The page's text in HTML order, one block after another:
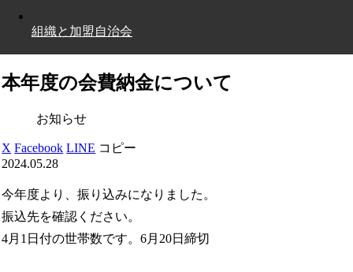
組織と加盟自治会
本年度の会費納金について
お知らせ
X Facebook LINE コピー
2024.05.28
今年度より、振り込みになりました。
振込先を確認ください。
4月1日付の世帯数です。6月20日締切